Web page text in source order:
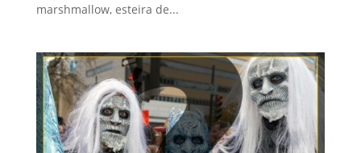
marshmallow, esteira de...